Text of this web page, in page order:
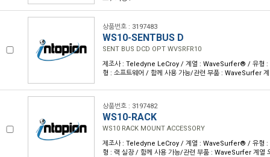
상품번호 : 3197483
WS10-SENTBUS D
SENT BUS DCD OPT WVSRFR10
제조사 : Teledyne LeCroy / 계열 : WaveSurfer® / 유형 :
형 : 소프트웨어 / 함께 사용 가능/관련 부품 : WaveSurfer
상품번호 : 3197482
WS10-RACK
WS10 RACK MOUNT ACCESSORY
제조사 : Teledyne LeCroy / 계열 : WaveSurfer® / 유형 :
형 : 랙 실장 / 함께 사용 가능/관련 부품 : WaveSurfer 계열